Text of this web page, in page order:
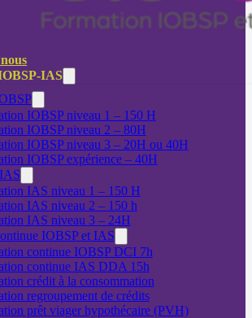
IAS
IOBSP niveau 1 – 150 H
IOBSP niveau 2 – 80H
IOBSP niveau 3 – 20H ou 40H
IOBSP expérience – 40H
IAS niveau 1 – 150 H
IAS niveau 2 – 150 h
IAS niveau 3 – 24H
IOBSP et IAS
continue IOBSP DCI 7h
continue IAS DDA 15h
crédit à la consommation
regroupement de crédits
prêt viager hypothécaire (PVH)